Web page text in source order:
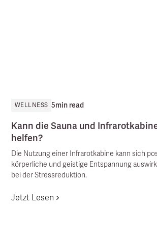
WELLNESS 5min read
Kann die Sauna und
helfen?
Die Nutzung einer Infrarotkabine kann sich
körperliche und geistige Entspannung
bei der Stressreduktion.
Jetzt Lesen